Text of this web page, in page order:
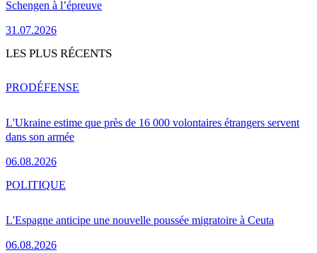
Schengen à l’épreuve
31.07.2026
LES PLUS RÉCENTS
L'Ukraine estime que près de 16 000 volontaires étrangers servent
dans son armée
06.08.2026
PRODÉFENSE
L'Espagne anticipe une nouvelle poussée migratoire à Ceuta
06.08.2026
POLITIQUE